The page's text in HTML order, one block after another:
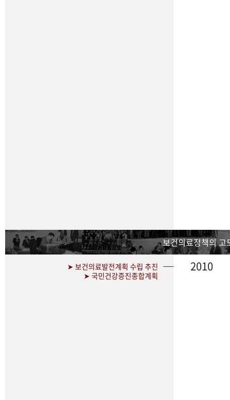
보건의료정책의 고
➤ 보건의료발전계획 수립 추진
➤ 국민건강증진종합계획
2010